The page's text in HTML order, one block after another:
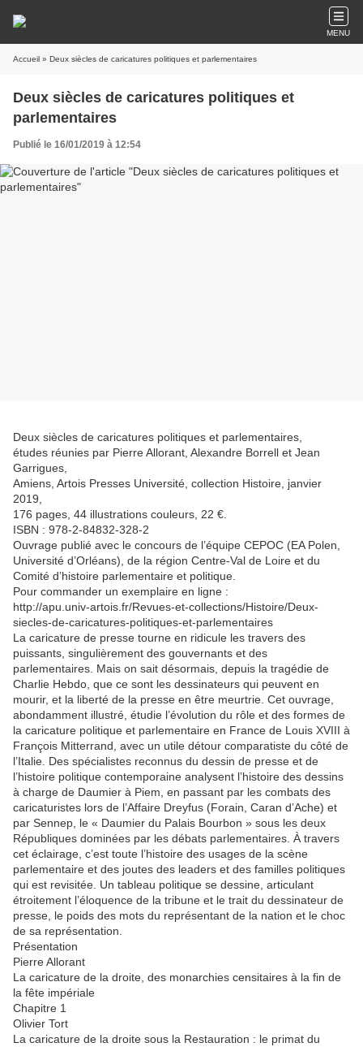
MENU
Accueil » Deux siècles de caricatures politiques et parlementaires
Deux siècles de caricatures politiques et
parlementaires
Publié le 16/01/2019 à 12:54
Deux siècles de caricatures politiques et parlementaires,
études réunies par Pierre Allorant, Alexandre Borrell et Jean
Garrigues,
Amiens, Artois Presses Université, collection Histoire, janvier
2019,
176 pages, 44 illustrations couleurs, 22 €.
ISBN : 978-2-84832-328-2
Ouvrage publié avec le concours de l’équipe CEPOC (EA Polen,
Université d’Orléans), de la région Centre-Val de Loire et du
Comité d’histoire parlementaire et politique.
Pour commander un exemplaire en ligne :
http://apu.univ-artois.fr/Revues-et-collections/Histoire/Deux-
siecles-de-caricatures-politiques-et-parlementaires
La caricature de presse tourne en ridicule les travers des
puissants, singulièrement des gouvernants et des
parlementaires. Mais on sait désormais, depuis la tragédie de
Charlie Hebdo, que ce sont les dessinateurs qui peuvent en
mourir, et la liberté de la presse en être meurtrie. Cet ouvrage,
abondamment illustré, étudie l’évolution du rôle et des formes de
la caricature politique et parlementaire en France de Louis XVIII à
François Mitterrand, avec un utile détour comparatiste du côté de
l’Italie. Des spécialistes reconnus du dessin de presse et de
l’histoire politique contemporaine analysent l’histoire des dessins
à charge de Daumier à Piem, en passant par les combats des
caricaturistes lors de l’Affaire Dreyfus (Forain, Caran d’Ache) et
par Sennep, le « Daumier du Palais Bourbon » sous les deux
Républiques dominées par les débats parlementaires. À travers
cet éclairage, c’est toute l’histoire des usages de la scène
parlementaire et des joutes des leaders et des familles politiques
qui est revisitée. Un tableau politique se dessine, articulant
étroitement l’éloquence de la tribune et le trait du dessinateur de
presse, le poids des mots du représentant de la nation et le choc
de sa représentation.
Présentation
Pierre Allorant
La caricature de la droite, des monarchies censitaires à la fin de
la fête impériale
Chapitre 1
Olivier Tort
La caricature de la droite sous la Restauration : le primat du